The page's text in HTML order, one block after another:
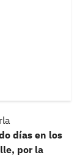
días en los
por la